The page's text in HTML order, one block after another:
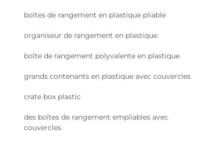
boîtes de rangement en plastique pliable
organiseur de rangement en plastique
boîte de rangement polyvalente en plastique
grands contenants en plastique avec couvercles
crate box plastic
des boîtes de rangement empilables avec
couvercles